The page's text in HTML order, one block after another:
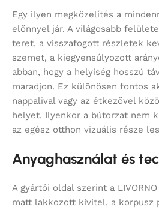
Egy ilyen megközelítés a
előnnyel jár. A világosabb
teret, a visszafogott részletek
szemet, a kiegyensúlyozott
abban, hogy a helyiség hosszú
maradjon. Ez különösen fontos
nappalival vagy az étkezővel
helyet. Ilyenkor a bútorzat nem
az egész otthon vizuális része
Anyaghasználat és
A gyártói oldal szerint a
matt lakkozott kivitel, a korpusz